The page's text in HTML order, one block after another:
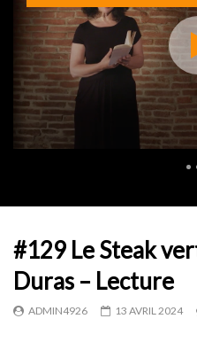
1
#129 Le Steak
Duras – Lecture
ADMIN4926 13 AVRIL 2024